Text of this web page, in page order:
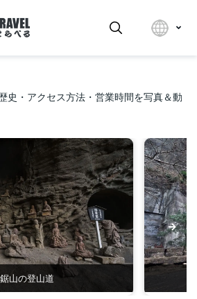
史・アクセス方法・営業時間を写真＆動
に残る古い機械